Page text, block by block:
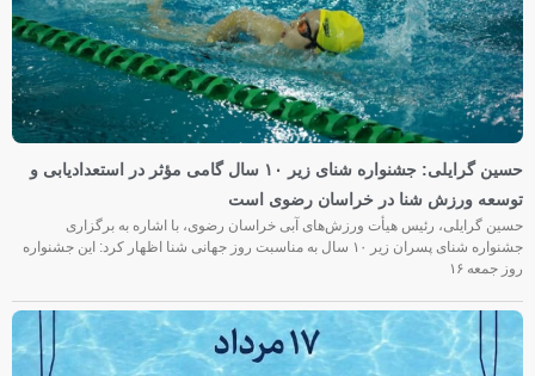
حسین گرایلی: جشنواره شنای زیر ۱۰ سال گامی مؤثر در استعدادیابی و
توسعه ورزش شنا در خراسان رضوی است
حسین گرایلی، رئیس هیأت ورزش‌های آبی خراسان رضوی، با اشاره به برگزاری
جشنواره شنای پسران زیر ۱۰ سال به مناسبت روز جهانی شنا اظهار کرد: این جشنواره
روز جمعه‌ ۱۶